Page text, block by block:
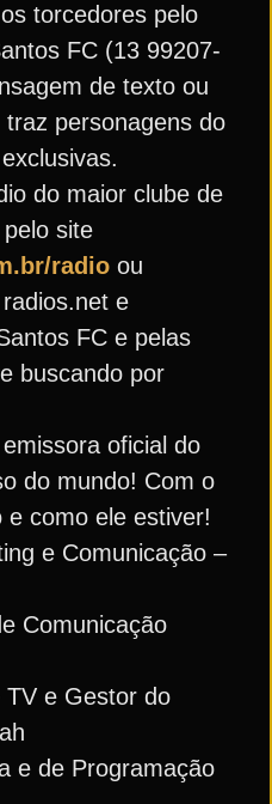
torcedores pelo
FC (13 99207-
de texto ou
personagens do
do maior clube de
site
radio ou
e
FC e pelas
buscando por
oficial do
do mundo! Com o
e como ele estiver!
e Comunicação –
Comunicação
TV e Gestor do
e de Programação